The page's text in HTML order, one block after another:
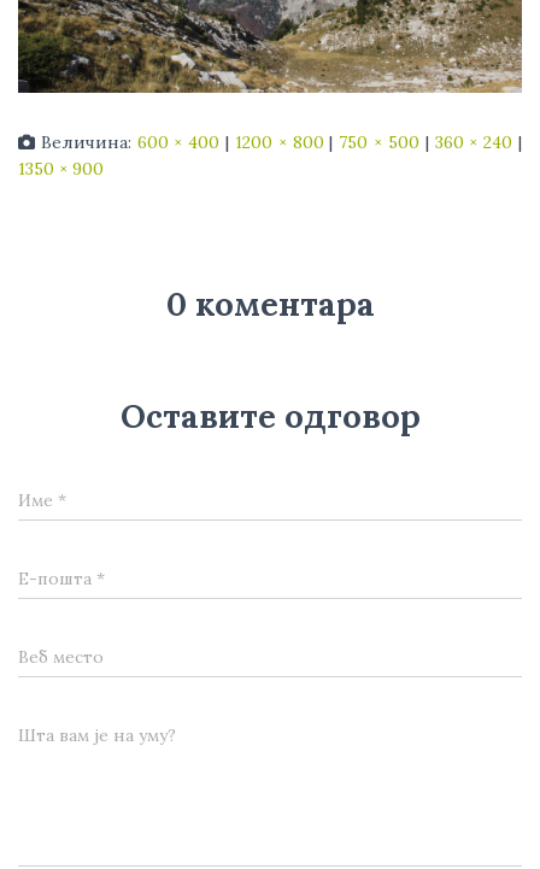
Величина: 600 × 400 | 1200 × 800 | 750 × 500 | 360 × 240 |
1350 × 900
0 коментара
Оставите одговор
Име *
Е-пошта *
Веб место
Шта вам је на уму?